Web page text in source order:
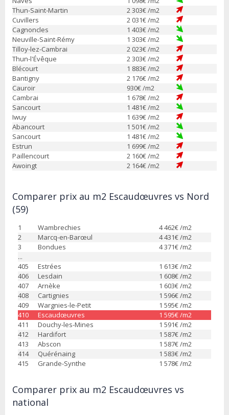
Thun-Saint-Martin
2 303€ /m2
Cuvillers
2 031€ /m2
Cagnoncles
1 403€ /m2
Neuville-Saint-Rémy
1 303€ /m2
Tilloy-lez-Cambrai
2 023€ /m2
Thun-l'Évêque
2 303€ /m2
Blécourt
1 883€ /m2
Bantigny
2 176€ /m2
Cauroir
930€ /m2
Cambrai
1 678€ /m2
Sancourt
1 481€ /m2
Iwuy
1 639€ /m2
Abancourt
1 501€ /m2
Sancourt
1 481€ /m2
Estrun
1 699€ /m2
Paillencourt
2 160€ /m2
Awoingt
2 164€ /m2
Comparer prix au m2 Escaudœuvres vs Nord
(59)
1 Wambrechies 4 462€ /m2
2
Marcq-en-Barœul 4 431€ /m2
3
Bondues 4 371€ /m2
...
405
Estrées 1 613€ /m2
406
Lesdain 1 608€ /m2
407
Arnèke 1 603€ /m2
408
Cartignies 1 596€ /m2
409
Wargnies-le-Petit 1 595€ /m2
410
Escaudœuvres 1 595€ /m2
411
Douchy-les-Mines 1 591€ /m2
412
Hardifort 1 587€ /m2
413
Abscon 1 587€ /m2
414
Quérénaing 1 583€ /m2
415
Grande-Synthe 1 578€ /m2
Comparer prix au m2 Escaudœuvres vs
national